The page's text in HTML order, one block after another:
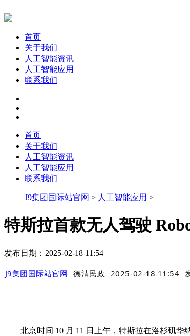
首页
关于我们
人工智能资讯
人工智能应用
联系我们
首页
关于我们
人工智能资讯
人工智能应用
联系我们
J9集团国际站官网 > 人工智能应用 >
特斯拉首款无人驾驶
发布日期：2025-02-18 11:54
J9集团国际站官网 德清民政 2025-02-18 11:54
北京时间 10 月 11 日上午，特斯拉在洛杉矶华纳